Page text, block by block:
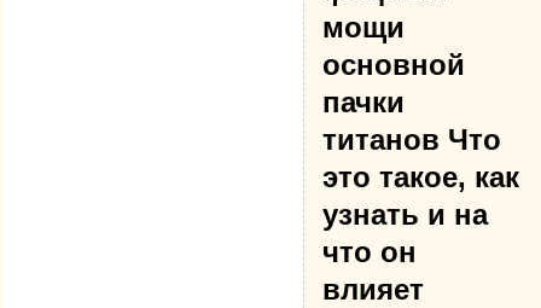
мощи
основной
пачки
титанов Что
это такое, как
узнать и на
что он
влияет